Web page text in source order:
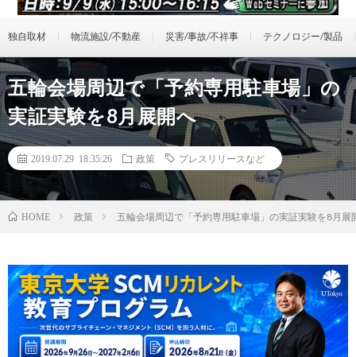
独自取材 物流施設/不動産 災害/事故/不祥事 テクノロジー/製品
五輪会場周辺で「予約専用駐車場」の
実証実験を8月展開へ
2019.07.29 18:35:26 政策 プレスリリースなど
HOME 政策 五輪会場周辺で「予約専用駐車場」の実証実験を8月展